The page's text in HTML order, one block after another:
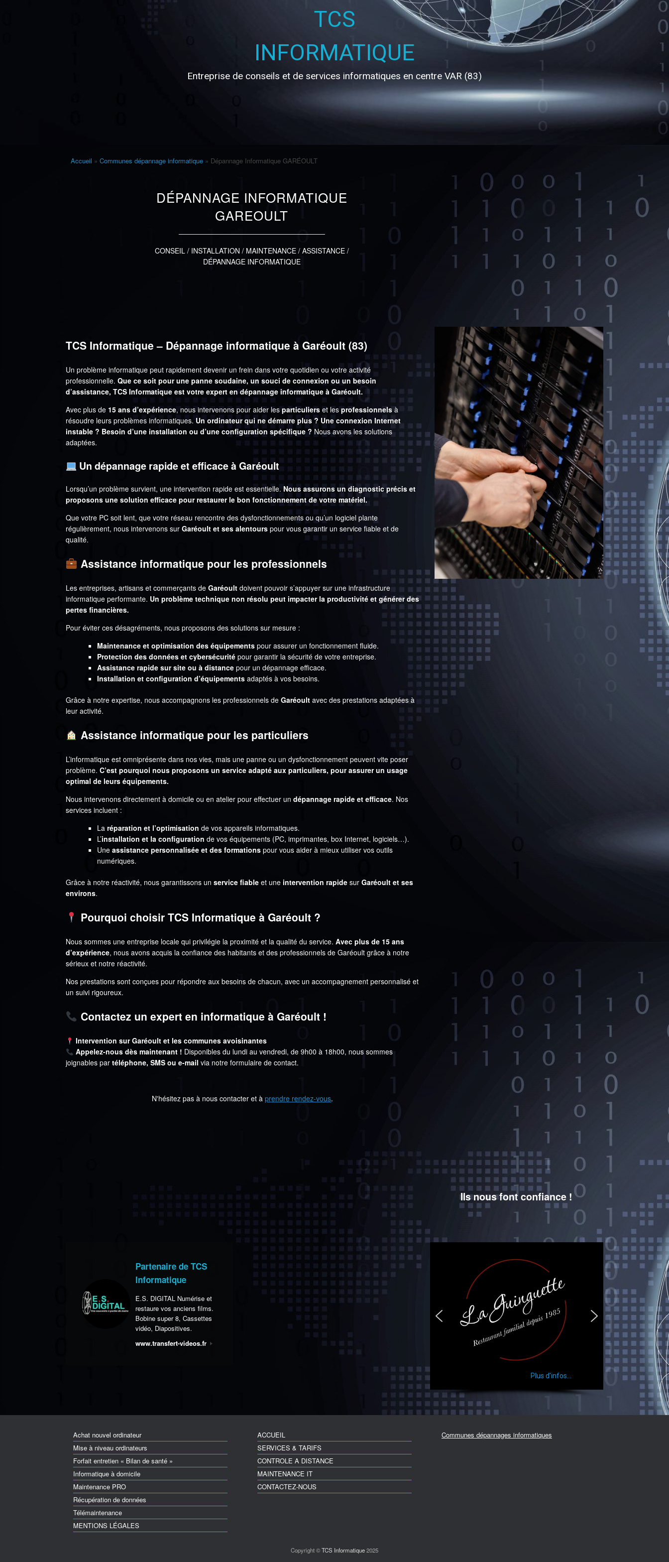
TCS
INFORMATIQUE
Entreprise de conseils et de services informatiques en centre VAR (83)
depuis
2010
Un service fiable, une promesse
Accueil » Communes dépannage informatique» Dépannage Informatique GARÉOULT
DÉPANNAGE INFORMATIQUE
GAREOULT
CONSEIL / INSTALLATION / MAINTENANCE / ASSISTANCE /
DÉPANNAGE INFORMATIQUE
TCS Informatique – Dépannage informatique à Garéoult (83)
Un problème informatique peut rapidement devenir un frein dans votre quotidien ou votre activité
professionnelle. Que ce soit pour une panne soudaine, un souci de connexion ou un besoin
d’assistance, TCS Informatique est votre expert en dépannage informatique à Garéoult.
Avec plus de 15 ans d’expérience, nous intervenons pour aider les particuliers et les professionnels à
résoudre leurs problèmes informatiques. Un ordinateur qui ne démarre plus ? Une connexion Internet
instable ? Besoin d’une installation ou d’une configuration spécifique ? Nous avons les solutions
adaptées.
Un dépannage rapide et efficace à Garéoult
Lorsqu’un problème survient, une intervention rapide est essentielle. Nous assurons un diagnostic précis et
proposons une solution efficace pour restaurer le bon fonctionnement de votre matériel.
Que votre PC soit lent, que votre réseau rencontre des dysfonctionnements ou qu’un logiciel plante
régulièrement, nous intervenons sur Garéoult et ses alentours pour vous garantir un service fiable et de
qualité.
Assistance informatique pour les professionnels
Les entreprises, artisans et commerçants de Garéoult doivent pouvoir s’appuyer sur une infrastructure
informatique performante. Un problème technique non résolu peut impacter la productivité et générer des
pertes financières.
Pour éviter ces désagréments, nous proposons des solutions sur mesure :
Maintenance et optimisation des équipements pour assurer un fonctionnement fluide.
Protection des données et cybersécurité pour garantir la sécurité de votre entreprise.
Assistance rapide sur site ou à distance pour un dépannage efficace.
Installation et configuration d’équipements adaptés à vos besoins.
Grâce à notre expertise, nous accompagnons les professionnels de Garéoult avec des prestations adaptées à
leur activité.
Assistance informatique pour les particuliers
L’informatique est omniprésente dans nos vies, mais une panne ou un dysfonctionnement peuvent vite poser
problème. C’est pourquoi nous proposons un service adapté aux particuliers, pour assurer un usage
optimal de leurs équipements.
Nous intervenons directement à domicile ou en atelier pour effectuer un dépannage rapide et efficace. Nos
services incluent :
La réparation et l’optimisation de vos appareils informatiques.
L’installation et la configuration de vos équipements (PC, imprimantes, box Internet, logiciels…).
Une assistance personnalisée et des formations pour vous aider à mieux utiliser vos outils
numériques.
Grâce à notre réactivité, nous garantissons un service fiable et une intervention rapide sur Garéoult et ses
environs.
Pourquoi choisir TCS Informatique à Garéoult ?
Nous sommes une entreprise locale qui privilégie la proximité et la qualité du service. Avec plus de 15 ans
d’expérience, nous avons acquis la confiance des habitants et des professionnels de Garéoult grâce à notre
sérieux et notre réactivité.
Nos prestations sont conçues pour répondre aux besoins de chacun, avec un accompagnement personnalisé et
un suivi rigoureux.
Contactez un expert en informatique à Garéoult !
Intervention sur Garéoult et les communes avoisinantes
Appelez-nous dès maintenant ! Disponibles du lundi au vendredi, de 9h00 à 18h00, nous sommes
joignables par téléphone, SMS ou e-mail via notre formulaire de contact.
N'hésitez pas à nous contacter et àprendre rendez-vous.
Ils nous font confiance !
Partenaire de TCS
Informatique
E.S. DIGITAL Numérise et
restaure vos anciens films.
Bobine super 8, Cassettes
vidéo, Diapositives.
www.transfert-videos.fr
Achat nouvel ordinateur
Mise à niveau ordinateurs
Forfait entretien « Bilan de santé »
Informatique à domicile
Maintenance PRO
Récupération de données
Télémaintenance
MENTIONS LÉGALES
ACCUEIL
SERVICES & TARIFS
CONTROLE A DISTANCE
MAINTENANCE IT
CONTACTEZ-NOUS
Communes dépannages informatiques
Copyright ©TCS Informatique2025